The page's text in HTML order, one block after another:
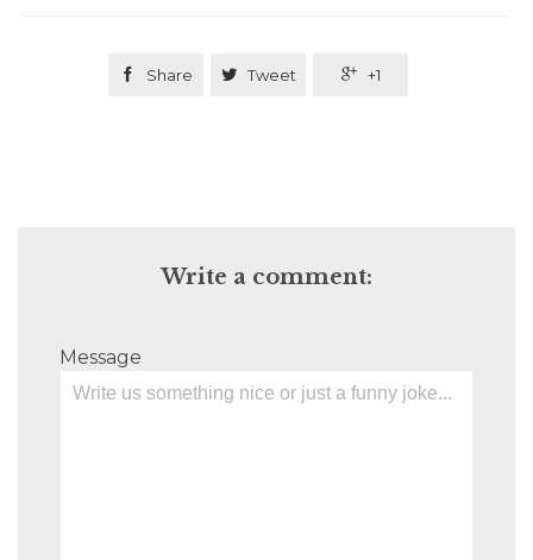
 Share  Tweet  +1
Write a comment:
Message